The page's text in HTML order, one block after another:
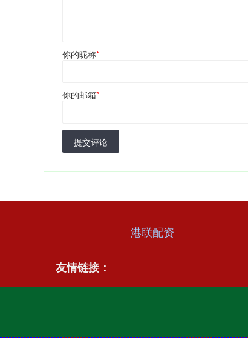
你的昵称*
你的邮箱*
提交评论
港联配资
友情链接：